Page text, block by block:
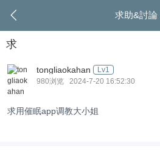
求助&討論
求
tongliaokahan
Lv1
980浏览 2024-7-20 16:52:30
求用催眠app调教大小姐